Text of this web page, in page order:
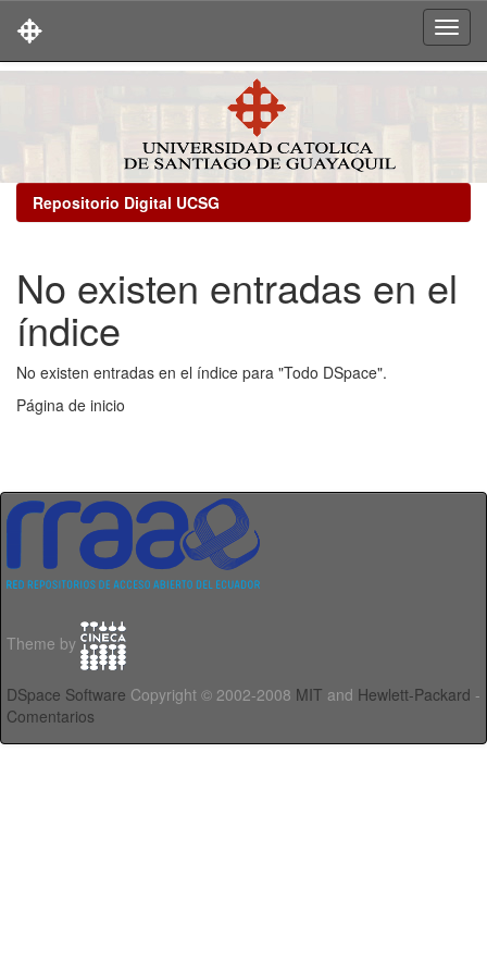
Repositorio Digital UCSG
No existen entradas en el
índice
No existen entradas en el índice para "Todo DSpace".
Página de inicio
Theme by
DSpace Software Copyright © 2002-2008 MIT and Hewlett-Packard -
Comentarios